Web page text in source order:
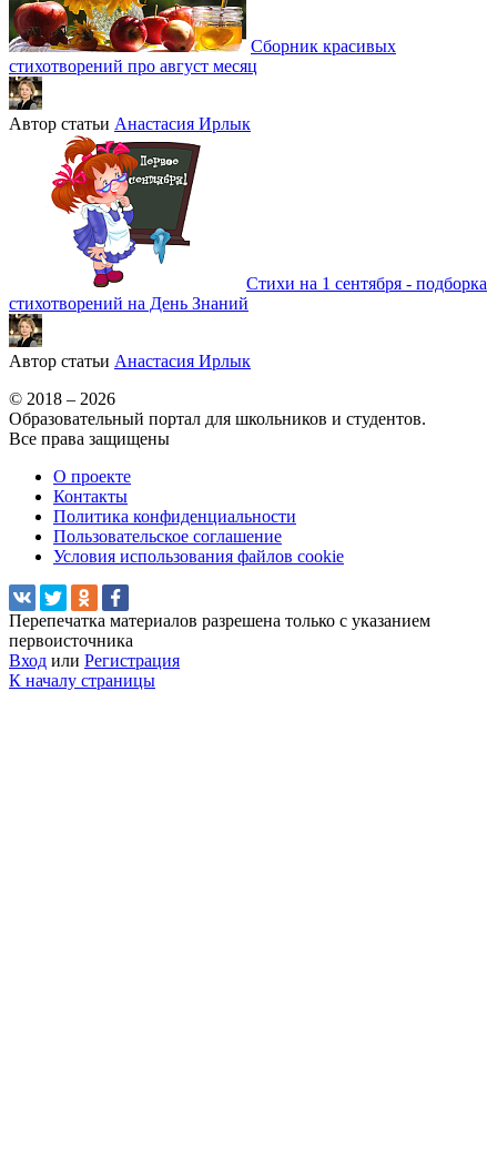
Сборник красивых
стихотворений про август месяц
Автор статьи Анастасия Ирлык
Стихи на 1 сентября - подборка
стихотворений на День Знаний
Автор статьи Анастасия Ирлык
© 2018 – 2026
Образовательный портал для школьников и студентов.
Все права защищены
О проекте
Контакты
Политика конфиденциальности
Пользовательское соглашение
Условия использования файлов cookie
Перепечатка материалов разрешена только с указанием
первоисточника
Вход или Регистрация
К началу страницы